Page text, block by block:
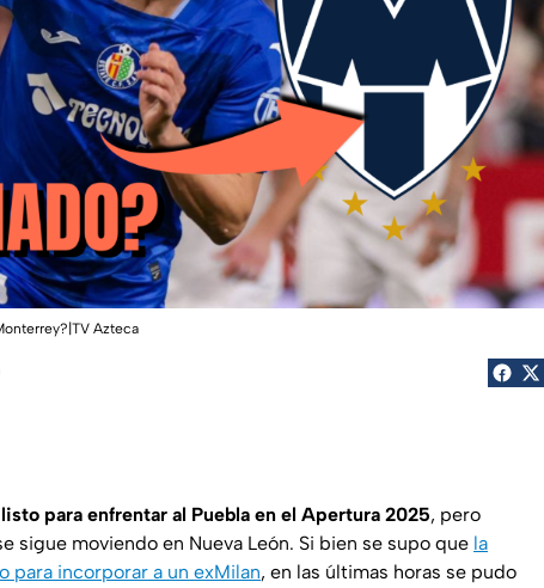
Azteca
para enfrentar al Puebla en el Apertura 2025, pero
sigue moviendo en Nueva León. Si bien se supo que la
para incorporar a un exMilan, en las últimas horas se pudo